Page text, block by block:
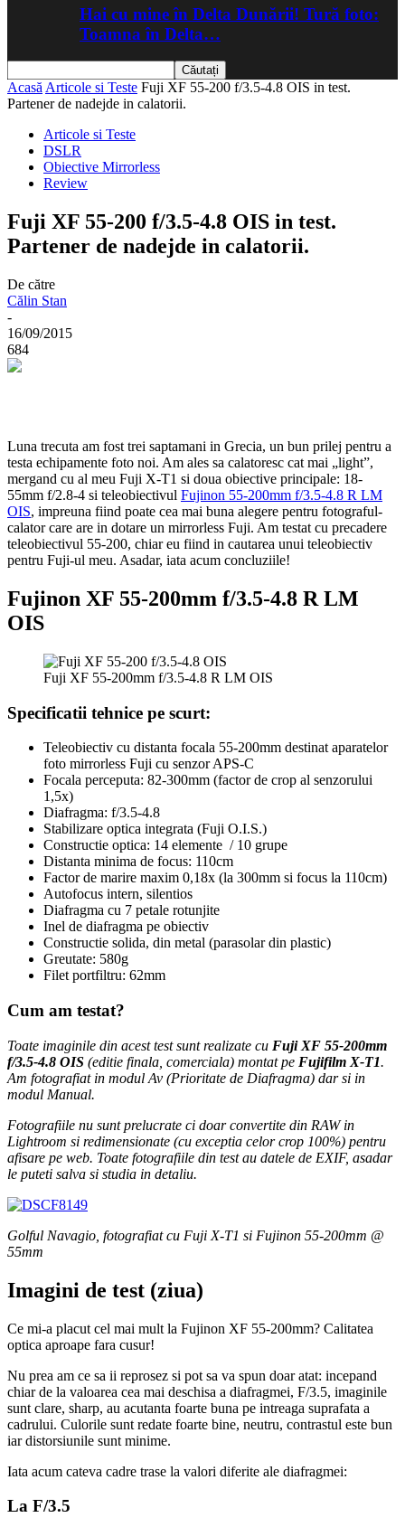
Hai cu mine în Delta Dunării! Tură foto:
Toamna în Delta…
Acasă Articole si Teste Fuji XF 55-200 f/3.5-4.8 OIS in test.
Partener de nadejde in calatorii.
Articole si Teste
DSLR
Obiective Mirrorless
Review
Fuji XF 55-200 f/3.5-4.8 OIS in test.
Partener de nadejde in calatorii.
De către
Călin Stan
-
16/09/2015
684
Luna trecuta am fost trei saptamani in Grecia, un bun prilej pentru a
testa echipamente foto noi. Am ales sa calatoresc cat mai „light”,
mergand cu al meu Fuji X-T1 si doua obiective principale: 18-
55mm f/2.8-4 si teleobiectivul Fujinon 55-200mm f/3.5-4.8 R LM
OIS, impreuna fiind poate cea mai buna alegere pentru fotograful-
calator care are in dotare un mirrorless Fuji. Am testat cu precadere
teleobiectivul 55-200, chiar eu fiind in cautarea unui teleobiectiv
pentru Fuji-ul meu. Asadar, iata acum concluziile!
Fujinon XF 55-200mm f/3.5-4.8 R LM
OIS
Fuji XF 55-200mm f/3.5-4.8 R LM OIS
Specificatii tehnice pe scurt:
Teleobiectiv cu distanta focala 55-200mm destinat aparatelor
foto mirrorless Fuji cu senzor APS-C
Focala perceputa: 82-300mm (factor de crop al senzorului
1,5x)
Diafragma: f/3.5-4.8
Stabilizare optica integrata (Fuji O.I.S.)
Constructie optica: 14 elemente / 10 grupe
Distanta minima de focus: 110cm
Factor de marire maxim 0,18x (la 300mm si focus la 110cm)
Autofocus intern, silentios
Diafragma cu 7 petale rotunjite
Inel de diafragma pe obiectiv
Constructie solida, din metal (parasolar din plastic)
Greutate: 580g
Filet portfiltru: 62mm
Cum am testat?
Toate imaginile din acest test sunt realizate cu Fuji XF 55-200mm
f/3.5-4.8 OIS (editie finala, comerciala) montat pe Fujifilm X-T1.
Am fotografiat in modul Av (Prioritate de Diafragma) dar si in
modul Manual.
Fotografiile nu sunt prelucrate ci doar convertite din RAW in
Lightroom si redimensionate (cu exceptia celor crop 100%) pentru
afisare pe web. Toate fotografiile din test au datele de EXIF, asadar
le puteti salva si studia in detaliu.
Golful Navagio, fotografiat cu Fuji X-T1 si Fujinon 55-200mm @
55mm
Imagini de test (ziua)
Ce mi-a placut cel mai mult la Fujinon XF 55-200mm? Calitatea
optica aproape fara cusur!
Nu prea am ce sa ii reprosez si pot sa va spun doar atat: incepand
chiar de la valoarea cea mai deschisa a diafragmei, F/3.5, imaginile
sunt clare, sharp, au acutanta foarte buna pe intreaga suprafata a
cadrului. Culorile sunt redate foarte bine, neutru, contrastul este bun
iar distorsiunile sunt minime.
Iata acum cateva cadre trase la valori diferite ale diafragmei:
La F/3.5